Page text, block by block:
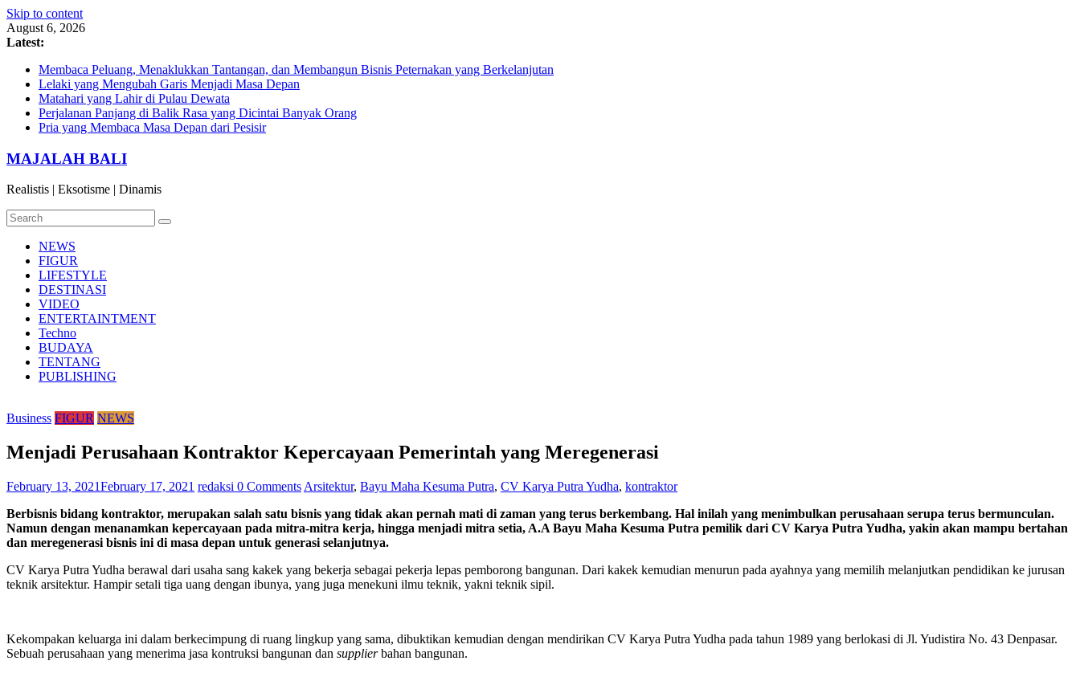
Skip to content
August 6, 2026
Latest:
Membaca Peluang, Menaklukkan Tantangan, dan Membangun Bisnis Peternakan yang Berkelanjutan
Lelaki yang Mengubah Garis Menjadi Masa Depan
Matahari yang Lahir di Pulau Dewata
Perjalanan Panjang di Balik Rasa yang Dicintai Banyak Orang
Pria yang Membaca Masa Depan dari Pesisir
MAJALAH BALI
Realistis | Eksotisme | Dinamis
NEWS
FIGUR
LIFESTYLE
DESTINASI
VIDEO
ENTERTAINTMENT
Techno
BUDAYA
TENTANG
PUBLISHING
Business FIGUR NEWS
Menjadi Perusahaan Kontraktor Kepercayaan Pemerintah yang Meregenerasi
February 13, 2021February 17, 2021 redaksi 0 Comments Arsitektur, Bayu Maha Kesuma Putra, CV Karya Putra Yudha, kontraktor
Berbisnis bidang kontraktor, merupakan salah satu bisnis yang tidak akan pernah mati di zaman yang terus berkembang. Hal inilah yang menimbulkan perusahaan serupa terus bermunculan.
Namun dengan menanamkan kepercayaan pada mitra-mitra kerja, hingga menjadi mitra setia, A.A Bayu Maha Kesuma Putra pemilik dari CV Karya Putra Yudha, yakin akan mampu bertahan
dan meregenerasi bisnis ini di masa depan untuk generasi selanjutnya.
CV Karya Putra Yudha berawal dari usaha sang kakek yang bekerja sebagai pekerja lepas pemborong bangunan. Dari kakek kemudian menurun pada ayahnya yang memilih melanjutkan pendidikan ke jurusan
teknik arsitektur. Hampir setali tiga uang dengan ibunya, yang juga menekuni ilmu teknik, yakni teknik sipil.
Kekompakan keluarga ini dalam berkecimpung di ruang lingkup yang sama, dibuktikan kemudian dengan mendirikan CV Karya Putra Yudha pada tahun 1989 yang berlokasi di Jl. Yudistira No. 43 Denpasar.
Sebuah perusahaan yang menerima jasa kontruksi bangunan dan supplierbahan bangunan.